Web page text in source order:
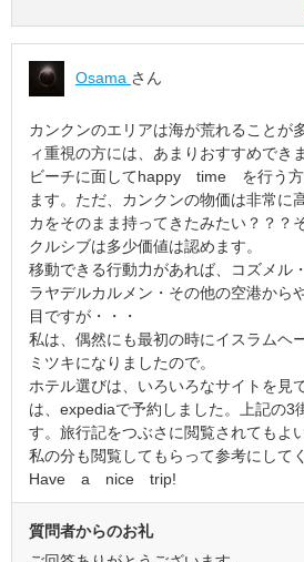
Osama さん
カンクンのエリアは海が荒れることが
ィ重視の方には、あまりおすすめでき
ビーチに面してhappy time を行う方
ます。ただ、カンクンの物価は非常に
カをそのまま持ってきたみたい？？？
クルシブは多少価値は認めます。
移動できる行動力があれば、コズメル
ラヤデルカルメン・その他の空港から
目ですが・・・
私は、偶然にも最初の時にイスラムヘ
ミツキになりましたので。
ホテル選びは、いろいろなサイトを見
は、expediaで予約しました。上記の3
す。旅行記をつぶさに閲覧されてもよ
私の分も閲覧してもらって参考にして
Have a nice trip!
質問者からのお礼